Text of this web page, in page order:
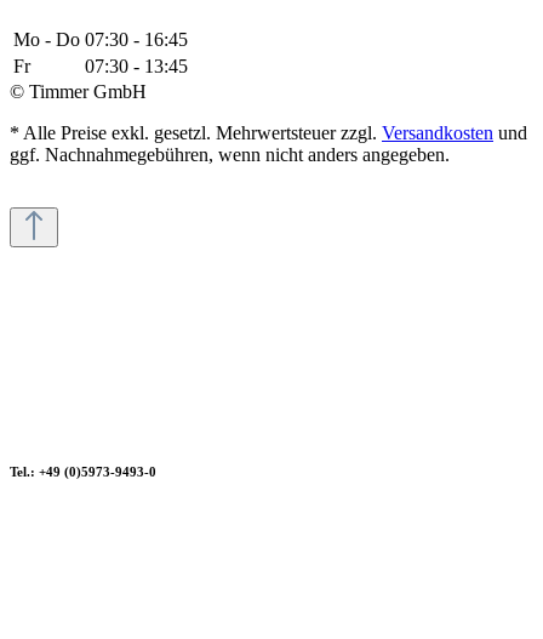
Mo - Do 07:30 - 16:45
Fr
07:30 - 13:45
© Timmer GmbH
* Alle Preise exkl. gesetzl. Mehrwertsteuer zzgl. Versandkosten und
ggf. Nachnahmegebühren, wenn nicht anders angegeben.
Tel.: +49 (0)5973-9493-0